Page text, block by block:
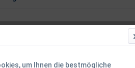
Balzer
um Ihnen die bestmögliche